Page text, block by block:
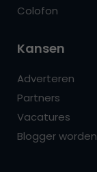
Colofon
Kansen
Adverteren
Partners
Vacatures
Blogger worden